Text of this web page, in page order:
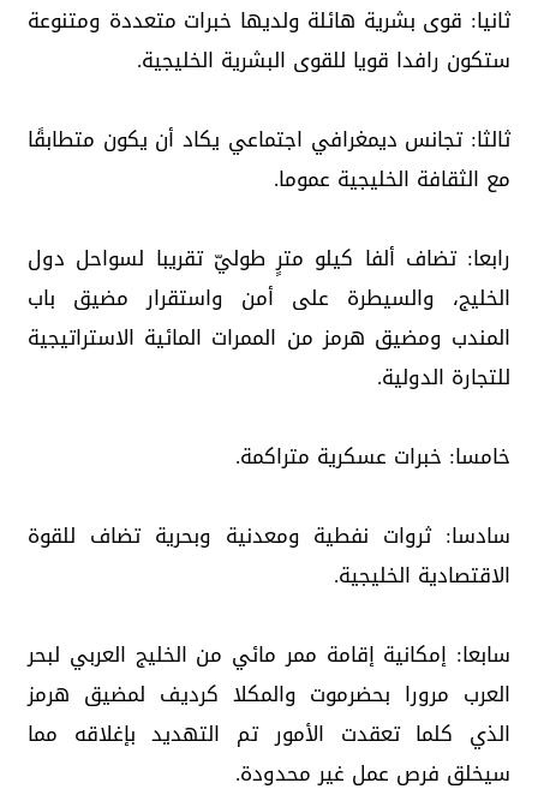
ثانيا: قوى بشرية هائلة ولديها خبرات متعددة ومتنوعة
ستكون رافدا قويا للقوى البشرية الخليجية.
ثالثا: تجانس ديمغرافي اجتماعي يكاد أن يكون متطابقًا
مع الثقافة الخليجية عموما.
رابعا: تضاف ألفا كيلو مترٍ طوليّ تقريبا لسواحل دول
الخليج، والسيطرة على أمن واستقرار مضيق باب
المندب ومضيق هرمز من الممرات المائية الاستراتيجية
للتجارة الدولية.
خامسا: خبرات عسكرية متراكمة.
سادسا: ثروات نفطية ومعدنية وبحرية تضاف للقوة
الاقتصادية الخليجية.
سابعا: إمكانية إقامة ممر مائي من الخليج العربي لبحر
العرب مرورا بحضرموت والمكلا كرديف لمضيق هرمز
الذي كلما تعقدت الأمور تم التهديد بإغلاقه مما
سيخلق فرص عمل غير محدودة.